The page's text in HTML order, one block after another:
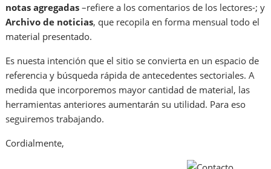
notas agregadas –refiere a los comentarios de los lectores-; y
Archivo de noticias, que recopila en forma mensual todo el
material presentado.
Es nuesta intención que el sitio se convierta en un espacio de
referencia y búsqueda rápida de antecedentes sectoriales. A
medida que incorporemos mayor cantidad de material, las
herramientas anteriores aumentarán su utilidad. Para eso
seguiremos trabajando.
Cordialmente,